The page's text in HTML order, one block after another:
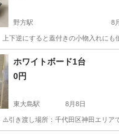
野方駅 8
上下逆にすると蓋付きの小物入れに
野方駅 その他
ホワイトボード1台
0円
東大島駅 8月8日
⚠️引き渡し場所：千代田区神田エリア